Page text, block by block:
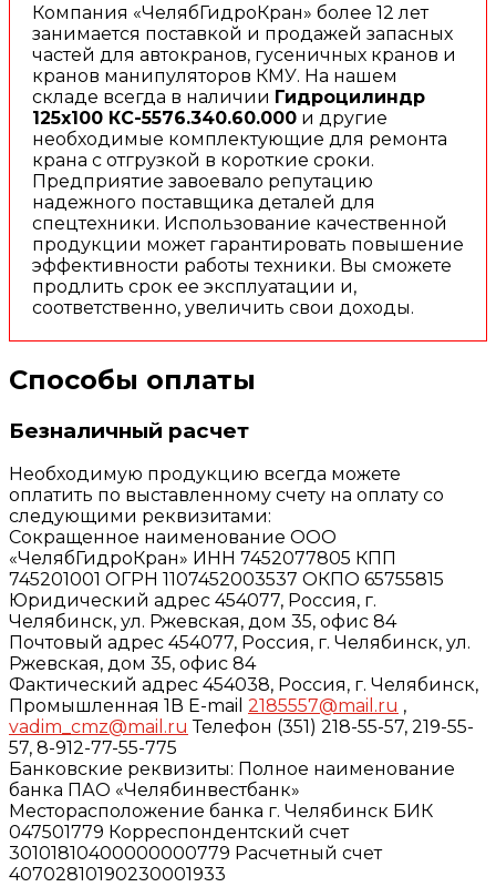
Компания «ЧелябГидроКран» более 12 лет
занимается поставкой и продажей запасных
частей для автокранов, гусеничных кранов и
кранов манипуляторов КМУ. На нашем
складе всегда в наличии Гидроцилиндр
125х100 КС-5576.340.60.000 и другие
необходимые комплектующие для ремонта
крана с отгрузкой в короткие сроки.
Предприятие завоевало репутацию
надежного поставщика деталей для
спецтехники. Использование качественной
продукции может гарантировать повышение
эффективности работы техники. Вы сможете
продлить срок ее эксплуатации и,
соответственно, увеличить свои доходы.
Способы оплаты
Безналичный расчет
Необходимую продукцию всегда можете
оплатить по выставленному счету на оплату со
следующими реквизитами:
Сокращенное наименование ООО
«ЧелябГидроКран» ИНН 7452077805 КПП
745201001 ОГРН 1107452003537 ОКПО 65755815
Юридический адрес 454077, Россия, г.
Челябинск, ул. Ржевская, дом 35, офис 84
Почтовый адрес 454077, Россия, г. Челябинск, ул.
Ржевская, дом 35, офис 84
Фактический адрес 454038, Россия, г. Челябинск,
Промышленная 1В E-mail 2185557@mail.ru ,
vadim_cmz@mail.ru Телефон (351) 218-55-57, 219-55-
57, 8-912-77-55-775
Банковские реквизиты: Полное наименование
банка ПАО «Челябинвестбанк»
Месторасположение банка г. Челябинск БИК
047501779 Корреспондентский счет
30101810400000000779 Расчетный счет
40702810190230001933